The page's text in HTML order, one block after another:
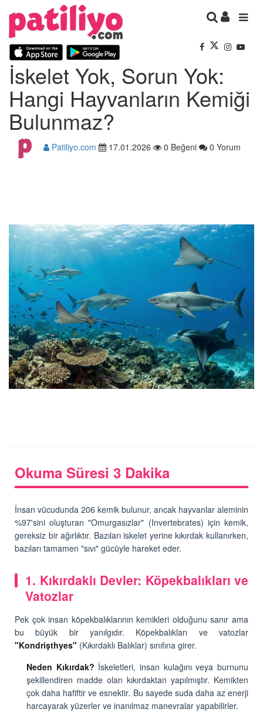
İskelet Yok, Sorun Yok:
Hangi Hayvanların Kemiği
Bulunmaz?
Patiliyo.com 17.01.2026 0 Beğeni 0 Yorum
Okuma Süresi 3 Dakika
İnsan vücudunda 206 kemik bulunur, ancak hayvanlar aleminin
%97'sini oluşturan "Omurgasızlar" (Invertebrates) için kemik,
gereksiz bir ağırlıktır. Bazıları iskelet yerine kıkırdak kullanırken,
bazıları tamamen "sıvı" gücüyle hareket eder.
1. Kıkırdaklı Devler: Köpekbalıkları ve
Vatozlar
Pek çok insan köpekbalıklarının kemikleri olduğunu sanır ama
bu büyük bir yanılgıdır. Köpekbalıkları ve vatozlar
"Kondrişthyes" (Kıkırdaklı Balıklar) sınıfına girer.
Neden Kıkırdak? İskeletleri, insan kulağını veya burnunu
şekillendiren madde olan kıkırdaktan yapılmıştır. Kemikten
çok daha hafiftir ve esnektir. Bu sayede suda daha az enerji
harcayarak yüzerler ve inanılmaz manevralar yapabilirler.